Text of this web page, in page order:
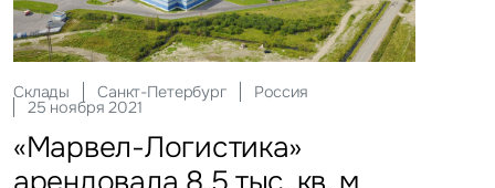
Склады Санкт-Петербург Россия
25 ноября 2021
«Марвел-Логистика»
Офисы Москва Россия 14 сентября 2021
СберМаркет арендовал flex-
офис во флагманском
под управление компании
VIZANT